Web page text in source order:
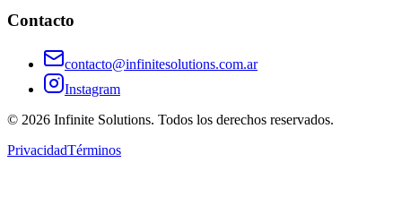
Contacto
contacto@infinitesolutions.com.ar
Instagram
© 2026 Infinite Solutions. Todos los derechos reservados.
PrivacidadTérminos